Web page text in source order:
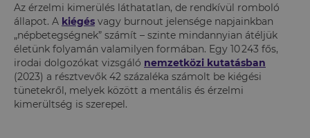
Az érzelmi kimerülés láthatatlan, de rendkívül romboló
állapot. A kiégés vagy burnout jelensége napjainkban
„népbetegségnek” számít – szinte mindannyian átéljük
életünk folyamán valamilyen formában. Egy 10 243 fős,
irodai dolgozókat vizsgáló nemzetközi kutatásban
(2023) a résztvevők 42 százaléka számolt be kiégési
tünetekről, melyek között a mentális és érzelmi
kimerültség is szerepel.